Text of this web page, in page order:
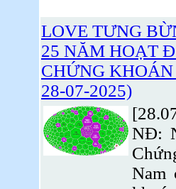
LOVE TƯNG
25 NĂM HOẠT
CHỨNG
28-07-2025)
NĐ:
Nam